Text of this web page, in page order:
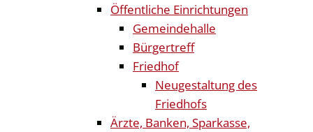
Öffentliche Einrichtungen
Gemeindehalle
Bürgertreff
Friedhof
Neugestaltung des
Friedhofs
Ärzte, Banken, Sparkasse,